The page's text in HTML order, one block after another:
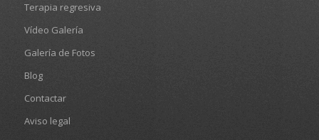
Terapia regresiva
Vídeo Galería
Galería de Fotos
Blog
Contactar
Aviso legal